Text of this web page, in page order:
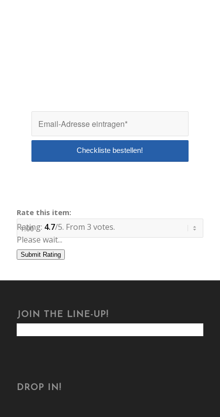
Rate this item:
Submit Rating
Rating: 4.7/5. From 3 votes.
Please wait...
JOIN THE LINE-UP!
DROP IN!